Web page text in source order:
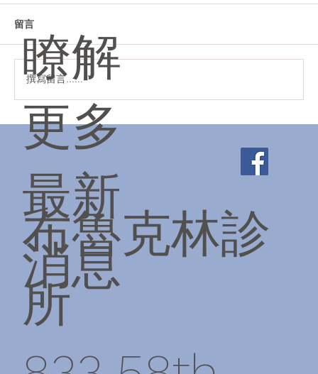
聖誕快樂！✨❄️☃️🔔
留言
撰寫留言......
布魯克林診
所
瞭解
更多
最新
消息